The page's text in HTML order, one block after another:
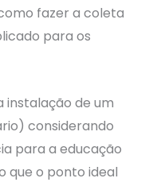
fazer a coleta
para os
instalação de um
considerando
para a educação
que o ponto ideal